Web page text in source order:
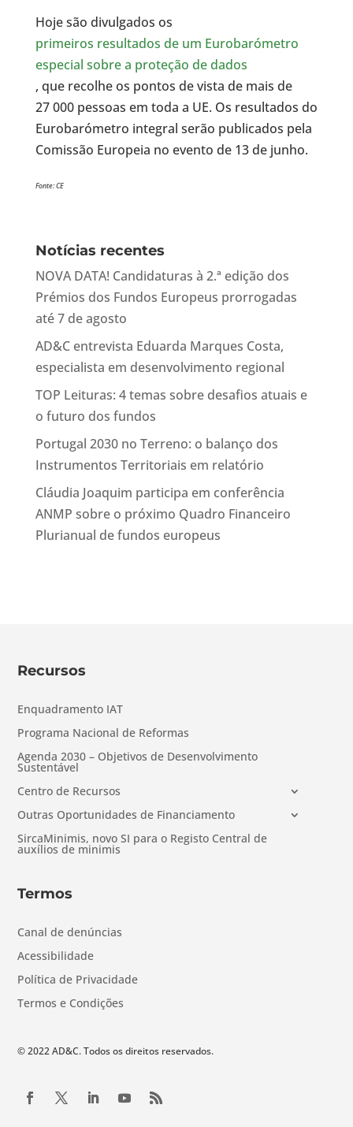
Hoje são divulgados os
primeiros resultados de um Eurobarómetro
especial sobre a proteção de dados
, que recolhe os pontos de vista de mais de
27 000 pessoas em toda a UE. Os resultados do
Eurobarómetro integral serão publicados pela
Comissão Europeia no evento de 13 de junho.
Fonte: CE
Notícias recentes
NOVA DATA! Candidaturas à 2.ª edição dos
Prémios dos Fundos Europeus prorrogadas
até 7 de agosto
AD&C entrevista Eduarda Marques Costa,
especialista em desenvolvimento regional
TOP Leituras: 4 temas sobre desafios atuais e
o futuro dos fundos
Portugal 2030 no Terreno: o balanço dos
Instrumentos Territoriais em relatório
Cláudia Joaquim participa em conferência
ANMP sobre o próximo Quadro Financeiro
Plurianual de fundos europeus
Recursos
Enquadramento IAT
Programa Nacional de Reformas
Agenda 2030 – Objetivos de Desenvolvimento
Sustentável
Centro de Recursos
Outras Oportunidades de Financiamento
SircaMinimis, novo SI para o Registo Central de
auxílios de minimis
Termos
Canal de denúncias
Acessibilidade
Política de Privacidade
Termos e Condições
© 2022 AD&C. Todos os direitos reservados.